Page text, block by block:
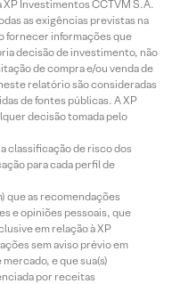
Investimentos CCTVM S.A.
as exigências previstas na
fornecer informações que
decisão de investimento, não
de compra e/ou venda de
relatório são consideradas
de fontes públicas. A XP
decisão tomada pelo
classificação de risco dos
para cada perfil de
que as recomendações
e opiniões pessoais, que
em relação à XP
sem aviso prévio em
e que sua(s)
por receitas